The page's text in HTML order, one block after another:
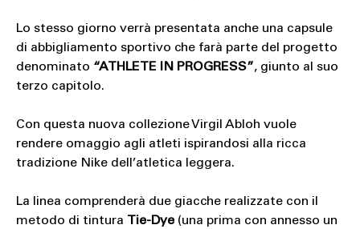
Lo stesso giorno verrà presentata anche una capsule
di abbigliamento sportivo che farà parte del progetto
denominato “ATHLETE IN PROGRESS”, giunto al suo
terzo capitolo.
Con questa nuova collezione Virgil Abloh vuole
rendere omaggio agli atleti ispirandosi alla ricca
tradizione Nike dell’atletica leggera.
La linea comprenderà due giacche realizzate con il
metodo di tintura
Tie-Dye(una prima con annesso un